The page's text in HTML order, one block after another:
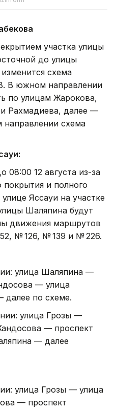
участка улицы
до улицы
схема
В южном направлении
по улицам Жарокова,
Рахмадиева, далее —
схема
08:00 12 августа из-за
и полного
Яссауи на участке
Шаляпина будут
движения маршрутов
№ 126, № 139 и № 226.
улица Шаляпина —
— улица
далее по схеме.
улица Грозы —
— проспект
— далее
улица Грозы — улица
— проспект